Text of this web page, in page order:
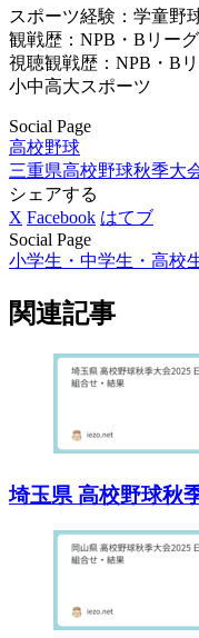
スポーツ経験：学童野
観戦歴：NPB・Bリー
視聴観戦歴：NPB・B
小中高大スポーツ
Social Page
高校野球
三重県高校野球秋季大
シェアする
X Facebook はてブ
Social Page
小学生・中学生・高校
関連記事
埼玉県 高校野球秋